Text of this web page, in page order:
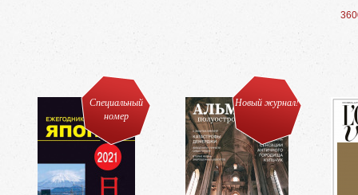
Специальный
номер
Новый журнал!